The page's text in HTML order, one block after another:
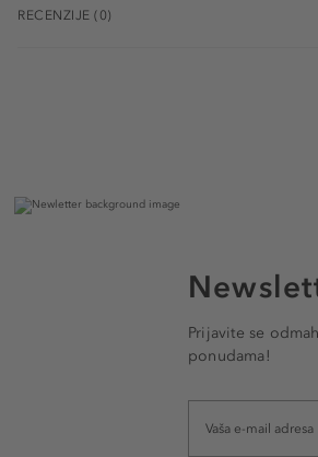
RECENZIJE (0)
Prijavite se
ponudama!